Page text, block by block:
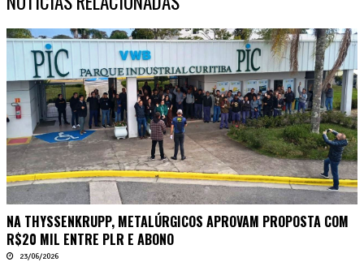
NA THYSSENKRUPP, METALÚRGICOS APROVAM PROPOSTA COM
R$20 MIL ENTRE PLR E ABONO
23/06/2026